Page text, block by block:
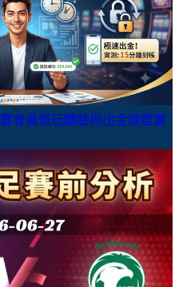
會員遊玩體驗與出金速度實